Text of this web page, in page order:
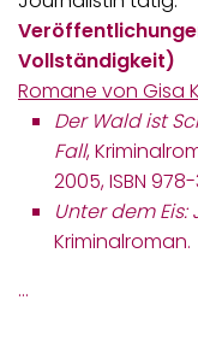
Vollständigkeit)
Romane von Gisa
Der Wald ist
Fall,
2005, ISBN
Unter dem
Kriminalroman.
…